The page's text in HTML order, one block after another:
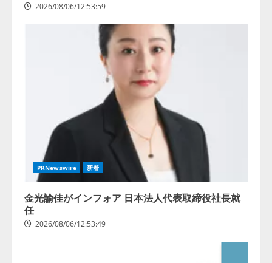
2026/08/06/12:53:59
PRNewswire 新着
金光諭佳がインフォア 日本法人代表取締役社長就
任
2026/08/06/12:53:49